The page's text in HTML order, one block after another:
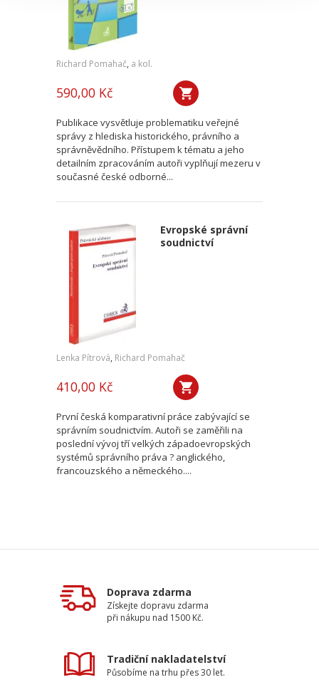
Richard Pomahač, a kol.
590,00 Kč
Publikace vysvětluje problematiku veřejné
správy z hlediska historického, právního a
správněvědního. Přístupem k tématu a jeho
detailním zpracováním autoři vyplňují mezeru v
současné české odborné...
Evropské správní
soudnictví
Lenka Pítrová, Richard Pomahač
410,00 Kč
První česká komparativní práce zabývající se
správním soudnictvím. Autoři se zaměřili na
poslední vývoj tří velkých západoevropských
systémů správního práva ? anglického,
francouzského a německého....
Doprava zdarma
Získejte dopravu zdarma
při nákupu nad 1500 Kč.
Tradiční nakladatelství
Působíme na trhu přes 30 let.